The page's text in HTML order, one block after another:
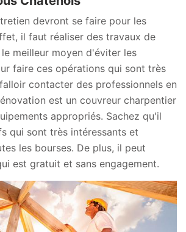
devront se faire pour les
il faut réaliser des travaux de
meilleur moyen d'éviter les
faire ces opérations qui sont très
contacter des professionnels en
est un couvreur charpentier
appropriés. Sachez qu'il
qui sont très intéressants et
les bourses. De plus, il peut
est gratuit et sans engagement.